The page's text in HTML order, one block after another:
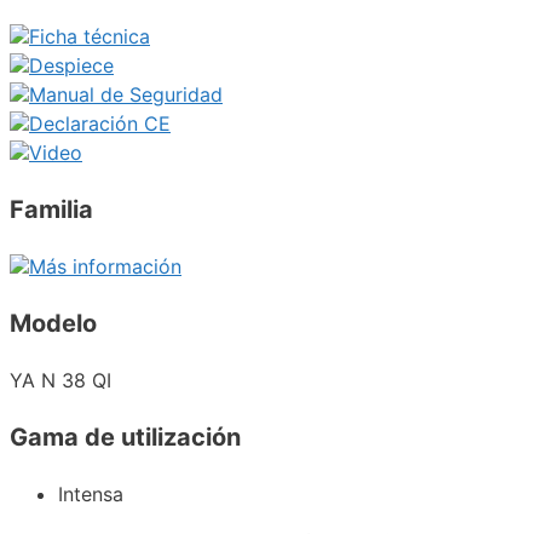
Ficha técnica
Despiece
Manual de Seguridad
Declaración CE
Video
Familia
Más información
Modelo
YA N 38 QI
Gama de utilización
Intensa